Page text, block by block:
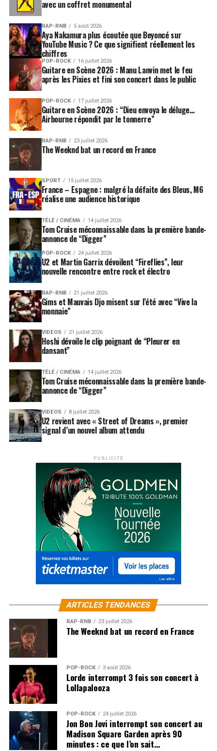
avec un coffret monumental
RAP-RNB 5 août 2026
Aya Nakamura plus écoutée que Beyoncé sur
YouTube Music ? Ce que signifient réellement les
chiffres
POP-ROCK 16 juillet 2026
Guitare en Scène 2026 : Manu Lanvin met le feu
après les Pixies et fini son concert dans le public
POP-ROCK 17 juillet 2026
Guitare en Scène 2026 : “Dieu envoya le déluge…
Airbourne répondit par le tonnerre”
RAP-RNB 23 juillet 2026
The Weeknd bat un record en France
SPORT 15 juillet 2026
France – Espagne : malgré la défaite des Bleus, M6
réalise une audience historique
TÉLÉ / CINÉMA 14 juillet 2026
Tom Cruise méconnaissable dans la première bande-
annonce de “Digger”
POP-ROCK 24 juillet 2026
U2 et Martin Garrix dévoilent “Fireflies”, leur
nouvelle rencontre entre rock et électro
RAP-RNB 21 juillet 2026
Gims et Mauvais Djo misent sur l’été avec “Vive la
monnaie”
VIDEOS 21 juillet 2026
Hoshi dévoile le clip poignant de “Pleurer en
dansant”
TÉLÉ / CINÉMA 14 juillet 2026
Tom Cruise méconnaissable dans la première bande-
annonce de “Digger”
VIDEOS 8 juillet 2026
U2 revient avec « Street of Dreams », premier
signal d’un nouvel album attendu
PUBLICITÉ
ARTICLES TENDANCES
RAP-RNB 23 juillet 2026
The Weeknd bat un record en France
POP-ROCK 3 août 2026
Lorde interrompt 3 fois son concert à
Lollapalooza
POP-ROCK 24 juillet 2026
Jon Bon Jovi interrompt son concert au
Madison Square Garden après 90
minutes : ce que l’on sait…